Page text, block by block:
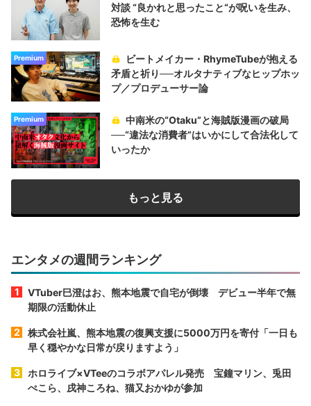
対談 “良かれと思ったこと“が呪いを生み、
恐怖を生む
Premium
ビートメイカー・RhymeTubeが抱える
矛盾と祈り──オルタナティブなヒップホッ
プ／プロデューサー論
Premium
中南米の“Otaku”と海賊版漫画の破局
──“違法な消費者”はいかにして合法化して
いったか
もっと見る
エンタメの週間ランキング
VTuber巳澄はお、熊本地震で自宅が倒壊 デビュー半年で無
期限の活動休止
株式会社嵐、熊本地震の復興支援に5000万円を寄付「一日も
早く穏やかな日常が戻りますよう」
ホロライブ×VTeeのコラボアパレル発売 宝鐘マリン、兎田
ぺこら、戌神ころね、猫又おかゆが参加